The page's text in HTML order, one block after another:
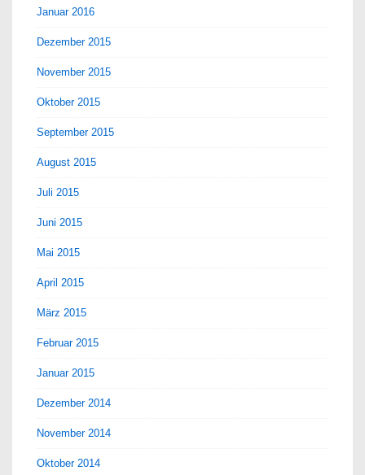
Januar 2016
Dezember 2015
November 2015
Oktober 2015
September 2015
August 2015
Juli 2015
Juni 2015
Mai 2015
April 2015
März 2015
Februar 2015
Januar 2015
Dezember 2014
November 2014
Oktober 2014